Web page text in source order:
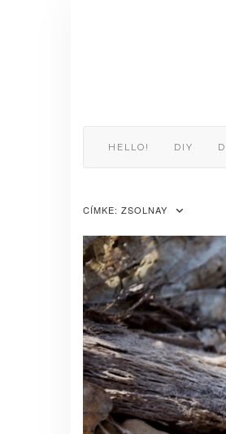
HELLO! DIY
CÍMKE: ZSOLNAY